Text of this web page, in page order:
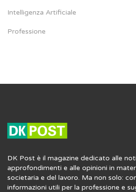
Intelligenza Artificiale
Professione
DK Post è il magazine dedicato alle
approfondimenti e alle opinioni in
societaria e del lavoro. Ma non solo:
informazioni utili per la professione e